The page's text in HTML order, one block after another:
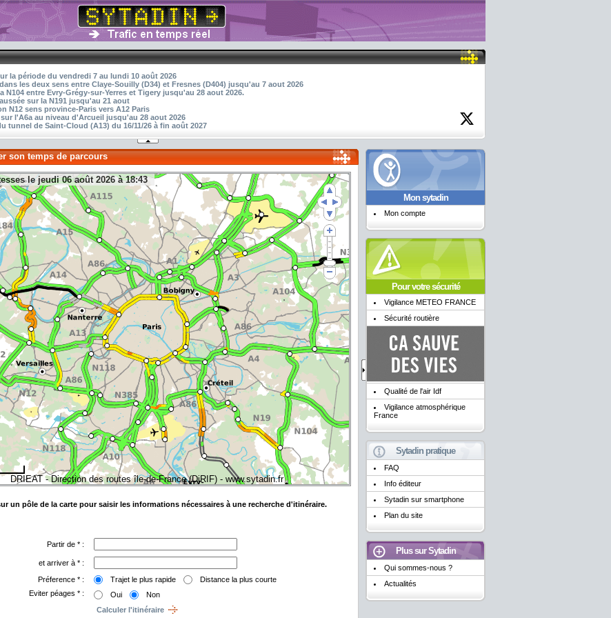
la période du vendredi 7 au lundi 10 août 2026
les deux sens entre Claye-Souilly (D34) et Fresnes (D404) jusqu'au 7 aout 2026
N104 entre Evry-Grégy-sur-Yerres et Tigery jusqu'au 28 aout 2026.
sur la N191 jusqu'au 21 aout
N12 sens province-Paris vers A12 Paris
l'A6a au niveau d'Arcueil jusqu'au 28 aout 2026
tunnel de Saint-Cloud (A13) du 16/11/26 à fin août 2027
Mon sytadin
Mon compte
Pour votre sécurité
Vigilance METEO FRANCE
Sécurité routière
Qualité de l'air Idf
Vigilance atmosphérique
France
Sytadin pratique
FAQ
Info éditeur
Sytadin sur smartphone
Plan du site
Plus sur Sytadin
Qui sommes-nous ?
Actualités
son temps de parcours
DRIEAT - Direction des routes île-de-France (DiRIF) - www.sytadin.fr
le jeudi 06 août 2026 à 18:43
Cliquer sur un pôle de la carte pour saisir les informations nécessaires à une recherche d'itinéraire.
Partir de * :
et arriver à * :
Préference * :
Trajet le plus rapide
Distance la plus courte
Eviter péages * :
Oui Non